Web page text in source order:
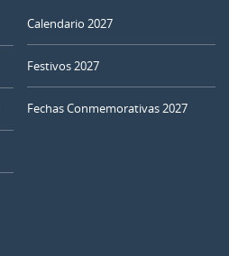
Calendario 2027
Festivos 2027
Fechas Conmemorativas 2027